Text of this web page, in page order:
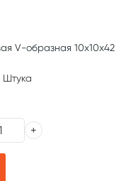
V-образная 10х10х42
Штука